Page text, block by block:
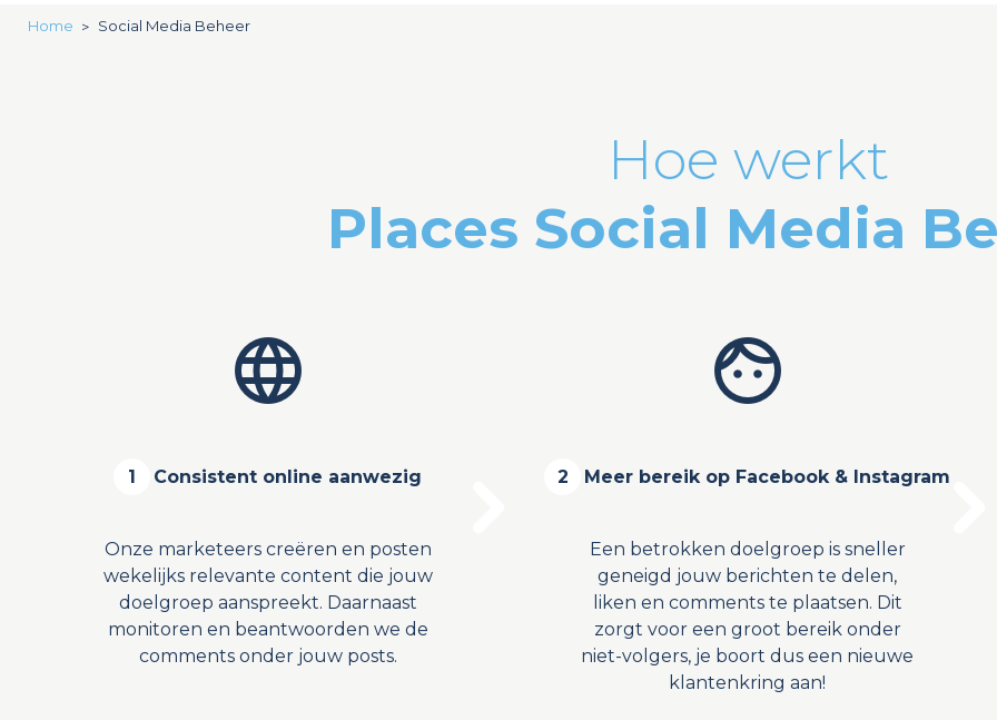
Home Social Media Beheer
Hoe werkt
Places Social Media
language
1 Consistent online aanwezig
Onze marketeers creëren en posten
wekelijks relevante content die jouw
doelgroep aanspreekt. Daarnaast
monitoren en beantwoorden we de
comments onder jouw posts.
face
2 Meer bereik op Facebook & Instagram
Een betrokken doelgroep is sneller
geneigd jouw berichten te delen,
liken en comments te plaatsen. Dit
zorgt voor een groot bereik onder
niet-volgers, je boort dus een nieuwe
klantenkring aan!